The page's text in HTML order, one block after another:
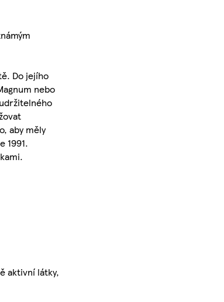
Do jejího
nebo
aby měly
1991.
aktivní látky,